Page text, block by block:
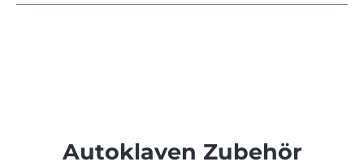
Produktgalerie überspringen
Autoklaven Zubehör